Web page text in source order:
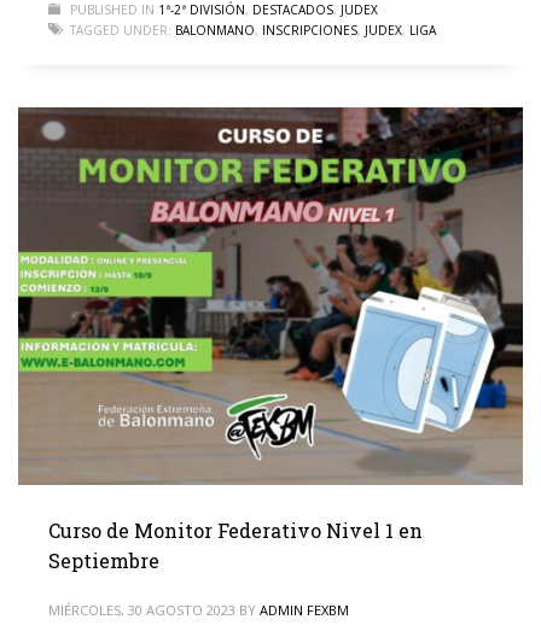
PUBLISHED IN 1ª-2ª DIVISIÓN, DESTACADOS, JUDEX
TAGGED UNDER: BALONMANO, INSCRIPCIONES, JUDEX, LIGA
Curso de Monitor Federativo Nivel 1 en
Septiembre
MIÉRCOLES, 30 AGOSTO 2023 BY ADMIN FEXBM